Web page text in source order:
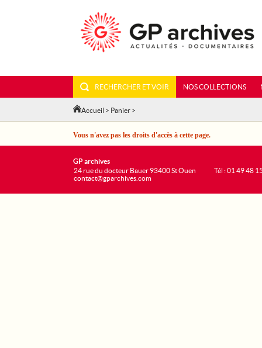
RECHERCHER ET VOIR NOS COLLECTIONS
Accueil > Panier >
Vous n'avez pas les droits d'accès à cette page.
GP archives
24 rue du docteur Bauer 93400 St Ouen
contact@gparchives.com
Tél : 01 49 48